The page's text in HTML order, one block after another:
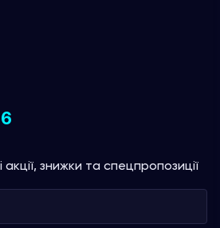
знижки та спецпропозиції